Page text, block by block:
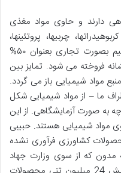
دارند و حاوی مواد مغذی
چربیها، پروتئینها،
ویتامینها یا مواد معدنی. استئارات کلسیم بصورت تجاری بعنوان ۵۰%
فروخته می شود. تمایز بین
مواد شیمیایی باز می گردد.
ما – از مواد شیمیایی شکل
به صورت آزمایشگاهی. از این
مواد شیمیایی هستند. حبیبی
میلیون تن محصولات کشاورزی فرآوری نشده
مدون که از سوی وزارت جهاد